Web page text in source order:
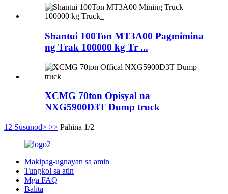
Shantui 100Ton MT3A00 Pagmimina
ng Trak 100000 kg Tr ...
XCMG 70ton Opisyal na
NXG5900D3T Dump truck
1 2 Susunod> >> Pahina 1/2
Makipag-ugnayan sa amin
Tungkol sa atin
Mga FAQ
Balita